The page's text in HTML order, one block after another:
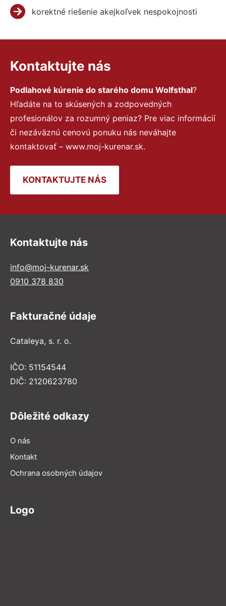
korektné riešenie akejkoľvek nespokojnosti
Kontaktujte nás
Podlahové kúrenie do starého domu Wolfsthal?
Hľadáte na to skúsených a zodpovedných
profesionálov za rozumný peniaz? Pre viac informácií
či nezáväznú cenovú ponuku nás neváhajte
kontaktovať – www.moj-kurenar.sk.
KONTAKTUJTE NÁS
Kontaktujte nás
info@moj-kurenar.sk
0910 378 830
Fakturačné údaje
Cataleya, s. r. o.
IČO: 51154544
DIČ: 2120623780
Dôležité odkazy
O nás
Kontakt
Ochrana osobných údajov
Logo